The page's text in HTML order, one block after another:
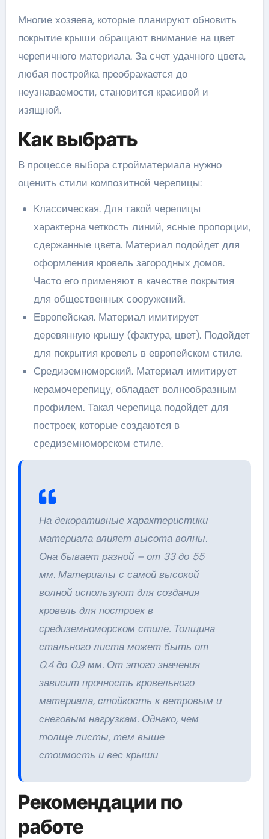
Многие хозяева, которые планируют обновить
покрытие крыши обращают внимание на цвет
черепичного материала. За счет удачного цвета,
любая постройка преображается до
неузнаваемости, становится красивой и
изящной.
Как выбрать
В процессе выбора стройматериала нужно
оценить стили композитной черепицы:
Классическая. Для такой черепицы
характерна четкость линий, ясные пропорции,
сдержанные цвета. Материал подойдет для
оформления кровель загородных домов.
Часто его применяют в качестве покрытия
для общественных сооружений.
Европейская. Материал имитирует
деревянную крышу (фактура, цвет). Подойдет
для покрытия кровель в европейском стиле.
Средиземноморский. Материал имитирует
керамочерепицу, обладает волнообразным
профилем. Такая черепица подойдет для
построек, которые создаются в
средиземноморском стиле.
На декоративные характеристики
материала влияет высота волны.
Она бывает разной – от 33 до 55
мм. Материалы с самой высокой
волной используют для создания
кровель для построек в
средиземноморском стиле. Толщина
стального листа может быть от
0.4 до 0.9 мм. От этого значения
зависит прочность кровельного
материала, стойкость к ветровым и
снеговым нагрузкам. Однако, чем
толще листы, тем выше
стоимость и вес крыши
Рекомендации по
работе